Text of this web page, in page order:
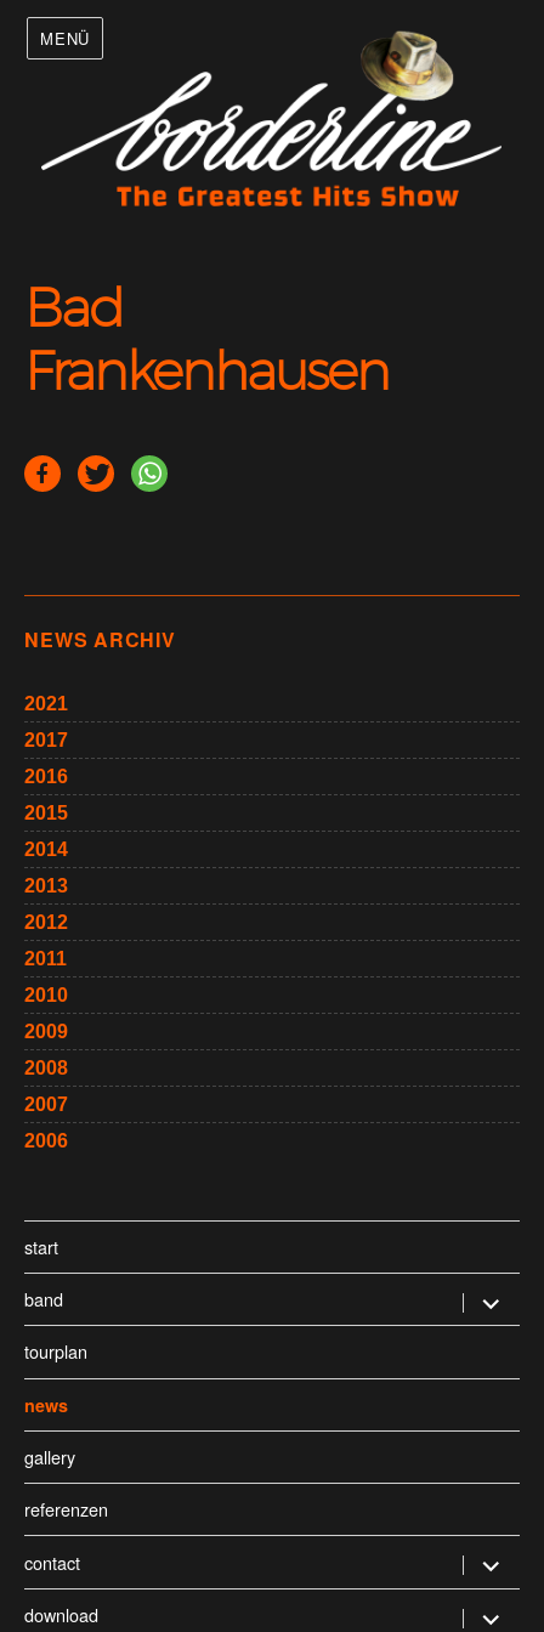
MENÜ
Bad
Frankenhausen
NEWS ARCHIV
2021
2017
2016
2015
2014
2013
2012
2011
2010
2009
2008
2007
2006
start
band
öffnen
tourplan
news
gallery
referenzen
contact
öffnen
download